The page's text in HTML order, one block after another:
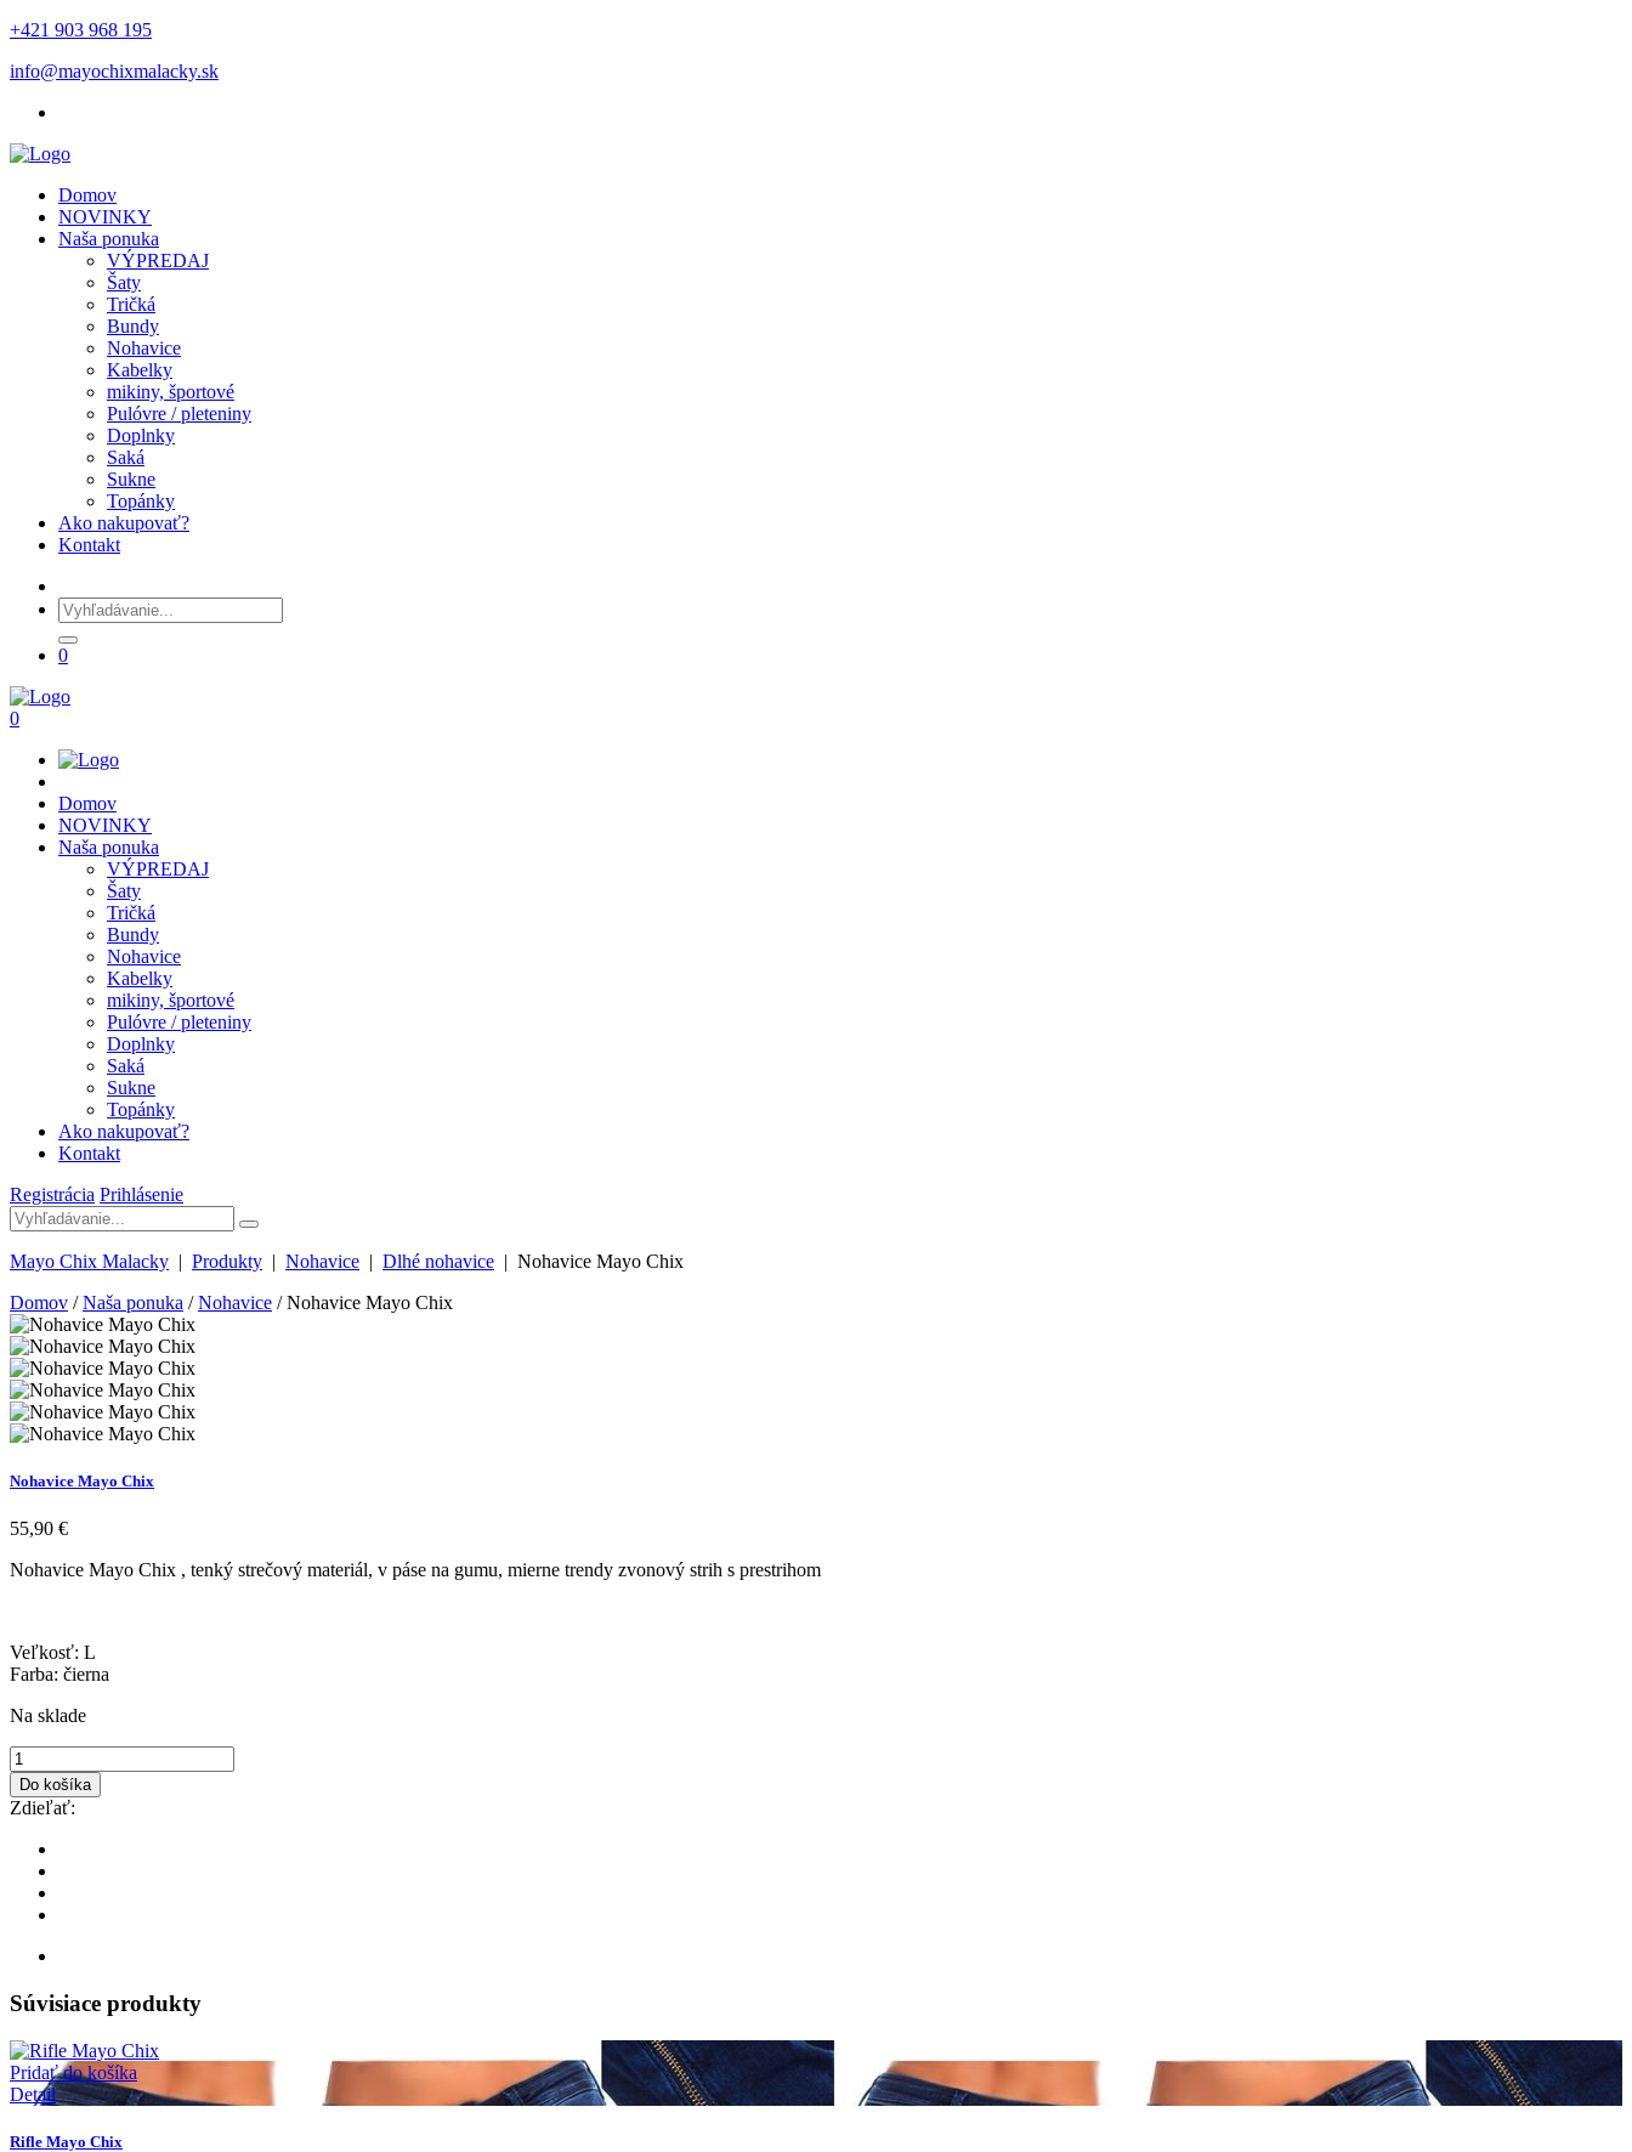
+421 903 968 195
info@mayochixmalacky.sk
Domov
NOVINKY
Naša ponuka
VÝPREDAJ
Šaty
Tričká
Bundy
Nohavice
Kabelky
mikiny, športové
Pulóvre / pleteniny
Doplnky
Saká
Sukne
Topánky
Ako nakupovať?
Kontakt
0
0
Domov
NOVINKY
Naša ponuka
VÝPREDAJ
Šaty
Tričká
Bundy
Nohavice
Kabelky
mikiny, športové
Pulóvre / pleteniny
Doplnky
Saká
Sukne
Topánky
Ako nakupovať?
Kontakt
Registrácia Prihlásenie
Mayo Chix Malacky | Produkty | Nohavice | Dlhé nohavice | Nohavice Mayo Chix
Domov /Naša ponuka /Nohavice / Nohavice Mayo Chix
Nohavice Mayo Chix
55,90 €
Nohavice Mayo Chix , tenký strečový materiál, v páse na gumu, mierne trendy zvonový strih s prestrihom
Veľkosť: L
Farba: čierna
Na sklade
Do košíka
Zdieľať:
Súvisiace produkty
Pridať do košíka
Detail
Rifle Mayo Chix